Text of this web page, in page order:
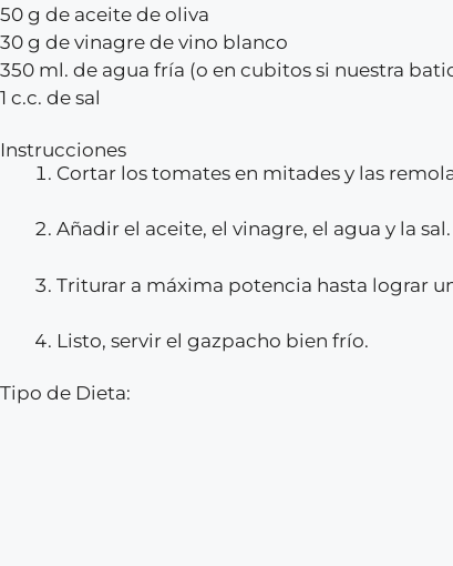
50 g de aceite de oliva
30 g de vinagre de vino blanco
350 ml. de agua fría (o en cubitos si nuestra
1 c.c. de sal
Instrucciones
Cortar los tomates en mitades y las
Añadir el aceite, el vinagre, el agua y la sal.
Triturar a máxima potencia hasta lograr
Listo, servir el gazpacho bien frío.
Tipo de Dieta: